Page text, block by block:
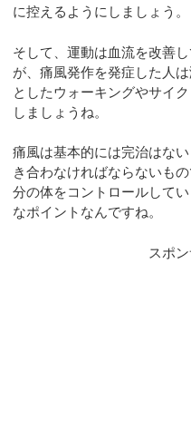
に控えるようにしましょう。
そして、運動は血流を改善
が、痛風発作を発症した人
としたウォーキングやサイ
しましょうね。
痛風は基本的には完治はな
き合わなければならないも
分の体をコントロールして
なポイントなんですね。
スポ